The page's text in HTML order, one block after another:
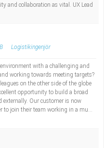
and collaboration as vital. UX Lead
Logistikingenjör
with a challenging and
working towards meeting targets?
on the other side of the globe
opportunity to build a broad
Our customer is now
to join their team working in a mu...